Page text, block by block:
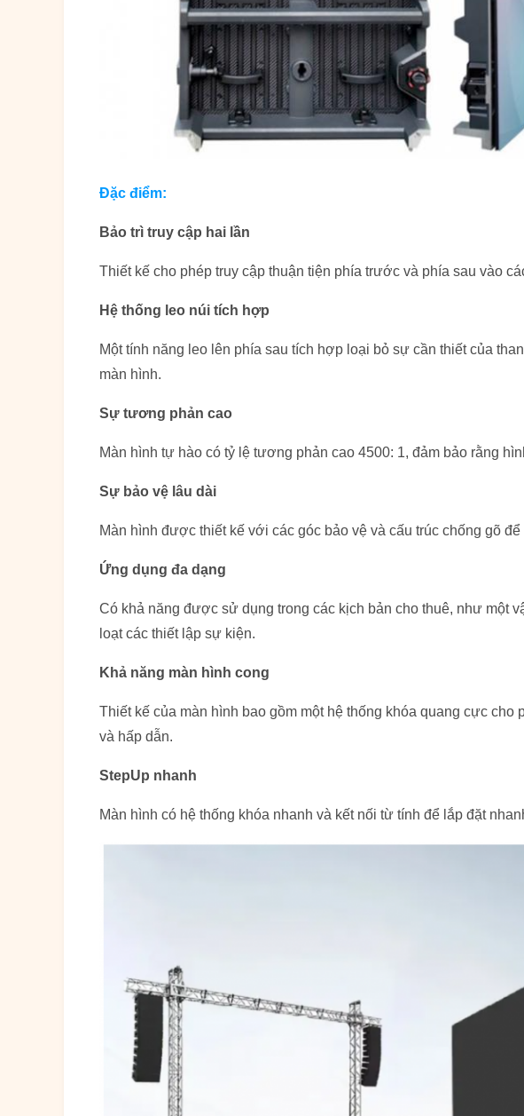
Đặc điểm:
Bảo trì truy cập hai lần
Thiết kế cho phép truy cập thuận tiện phía trước và phía sau vào
Hệ thống leo núi tích hợp
Một tính năng leo lên phía sau tích hợp loại bỏ sự cần thiết của
màn hình.
Sự tương phản cao
Màn hình tự hào có tỷ lệ tương phản cao 4500: 1, đảm bảo rằng
Sự bảo vệ lâu dài
Màn hình được thiết kế với các góc bảo vệ và cấu trúc chống gõ
Ứng dụng đa dạng
Có khả năng được sử dụng trong các kịch bản cho thuê, như một
loạt các thiết lập sự kiện.
Khả năng màn hình cong
Thiết kế của màn hình bao gồm một hệ thống khóa quang cực
và hấp dẫn.
StepUp nhanh
Màn hình có hệ thống khóa nhanh và kết nối từ tính để lắp đặt